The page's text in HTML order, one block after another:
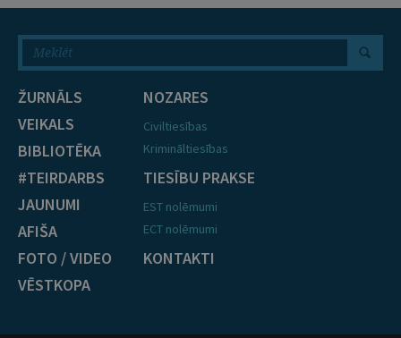
ŽURNĀLS
VEIKALS
BIBLIOTĒKA
#TEIRDARBS
JAUNUMI
AFIŠA
FOTO / VIDEO
VĒSTKOPA
NOZARES
Civiltiesības
Krimināltiesības
TIESĪBU PRAKSE
EST nolēmumi
ECT nolēmumi
KONTAKTI